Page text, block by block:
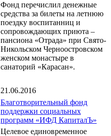
Фонд перечислил денежные
средства за билеты на летнюю
поездку воспитанниц и
сопровождающих приюта –
пансиона «Отрада» при Свято-
Никольском Черноостровском
женском монастыре в
санаторий «Карасан».
21.06.2016
Благотворительный фонд
поддержки социальных
программ «ИФД КапиталЪ»
Целевое единовременное